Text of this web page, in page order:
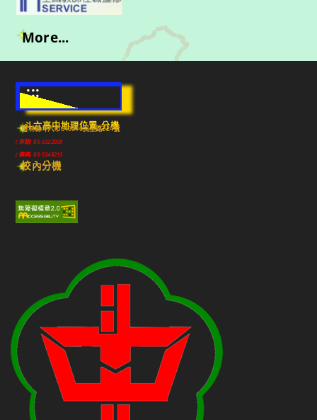
More...
:::
斗六高中地理位置-分機
雲林縣斗六市640010民生路224號
(市話) 05-5322039
(傳真) 05-5348213
校內分機